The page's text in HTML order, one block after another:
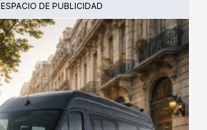
ESPACIO DE PUBLICIDAD